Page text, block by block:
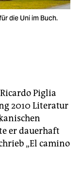
die Uni im Buch.
Piglia
2010 Literatur
er dauerhaft
„El camino